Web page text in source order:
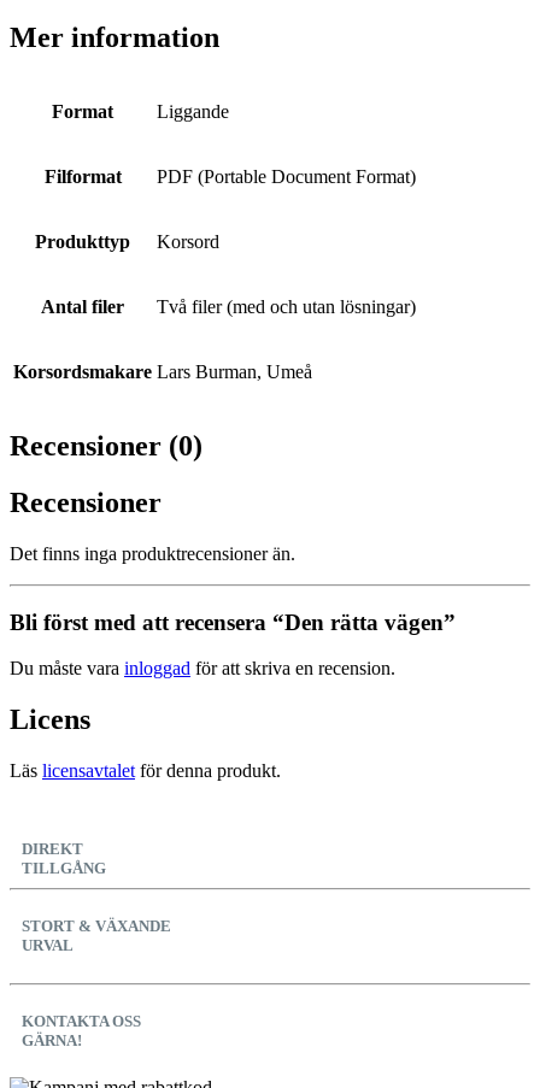
Mer information
Format Liggande
Filformat PDF (Portable Document Format)
Produkttyp Korsord
Antal filer Två filer (med och utan lösningar)
Korsordsmakare Lars Burman, Umeå
Recensioner (0)
Recensioner
Det finns inga produktrecensioner än.
Bli först med att recensera “Den rätta vägen”
Du måste vara inloggad för att skriva en recension.
Licens
Läs licensavtalet för denna produkt.
DIREKT
TILLGÅNG
STORT & VÄXANDE
URVAL
KONTAKTA OSS
GÄRNA!